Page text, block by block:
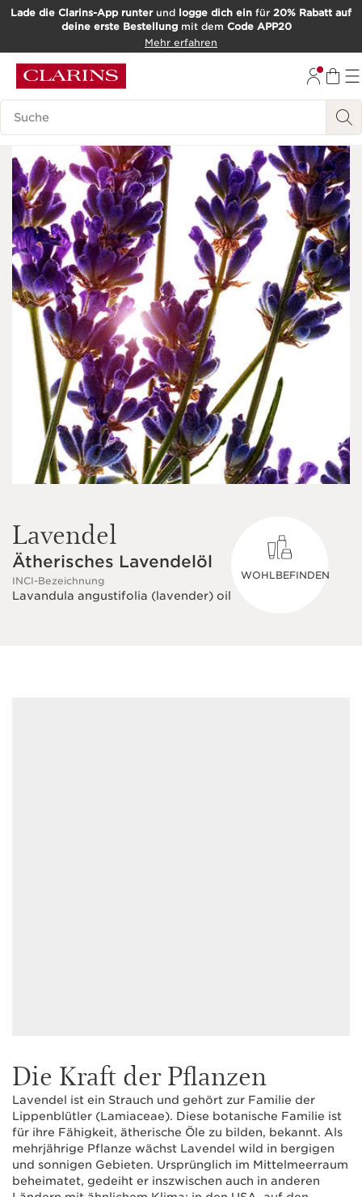
WEITER ZUM INHALT
Lade die Clarins-App runterund logge dich ein für 20% Rabatt auf
deine erste Bestellungmit dem Code APP20
Mehr erfahren
Such-Historie
Lavendel
Ätherisches Lavendelöl
INCI-Bezeichnung
Lavandula angustifolia (lavender) oil
WOHLBEFINDEN
Die Kraft der Pflanzen
Lavendel ist ein Strauch und gehört zur Familie der
Lippenblütler (Lamiaceae). Diese botanische Familie ist
für ihre Fähigkeit, ätherische Öle zu bilden, bekannt. Als
mehrjährige Pflanze wächst Lavendel wild in bergigen
und sonnigen Gebieten. Ursprünglich im Mittelmeerraum
beheimatet, gedeiht er inszwischen auch in anderen